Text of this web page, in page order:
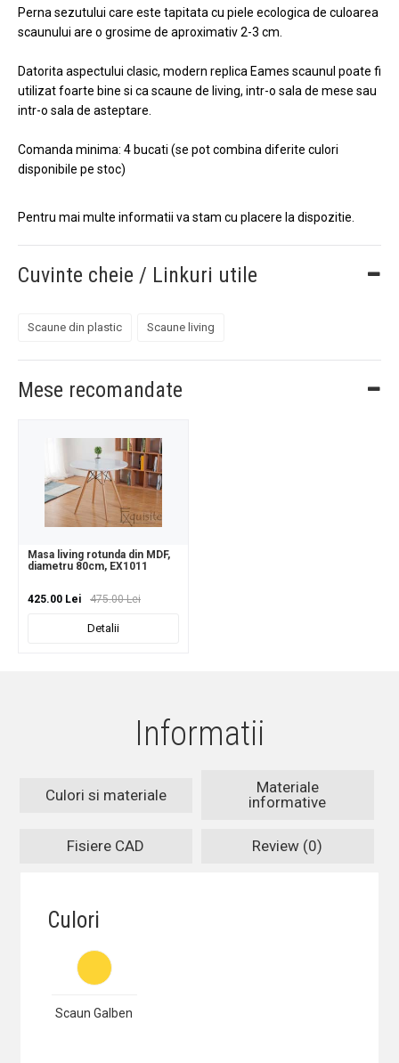
Perna sezutului care este tapitata cu piele ecologica de culoarea
scaunului are o grosime de aproximativ 2-3 cm.
Datorita aspectului clasic, modern replica Eames scaunul poate fi
utilizat foarte bine si ca scaune de living, intr-o sala de mese sau
intr-o sala de asteptare.
Comanda minima: 4 bucati (se pot combina diferite culori
disponibile pe stoc)
Pentru mai multe informatii va stam cu placere la dispozitie.
Cuvinte cheie / Linkuri utile
Scaune din plastic Scaune living
Mese recomandate
Masa living rotunda din MDF,
diametru 80cm, EX1011
425.00 Lei 475.00 Lei
Detalii
Informatii
Culori si materiale
Materiale
informative
Fisiere CAD Review (0)
Culori
Scaun Galben